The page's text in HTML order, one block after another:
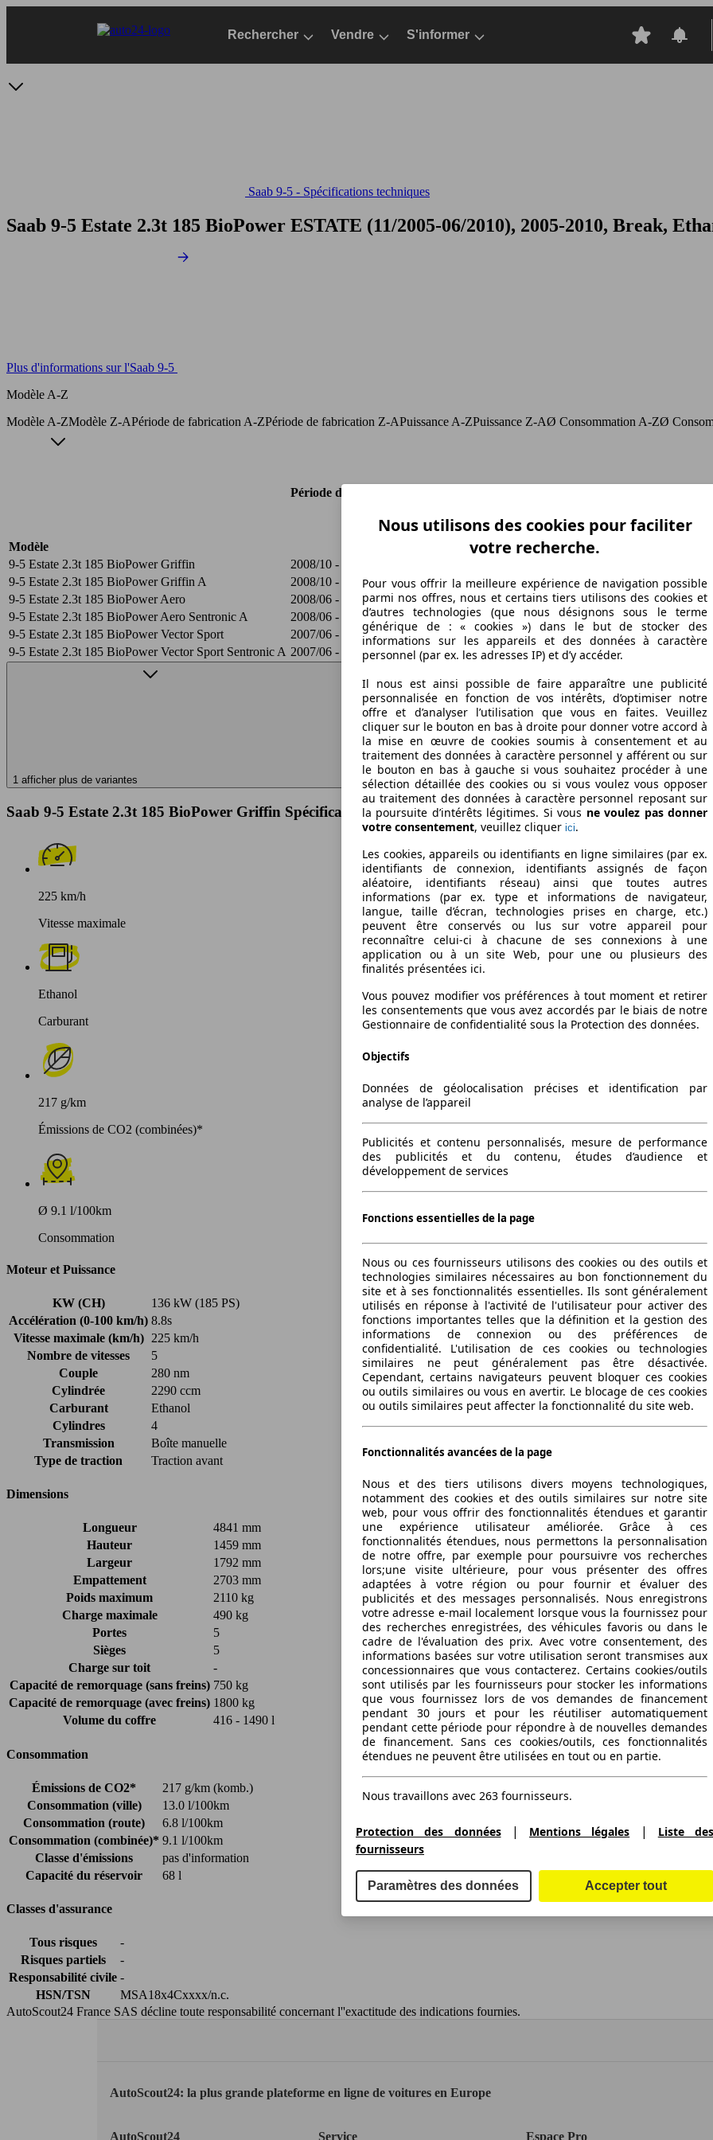
Rechercher Vendre S'informer
Saab 9-5 - Spécifications techniques
Saab 9-5 Estate 2.3t 185 BioPower ESTATE (11/2005-06/2010), 2005-2010, Break,
Plus d'informations sur l'Saab 9-5
Modèle A-Z
Modèle A-ZModèle Z-APériode de fabrication A-ZPériode de fabrication Z-APuissance A-ZPuissance Z-AØ Consommation A-ZØ
Modèle
Période de fabrication
9-5 Estate 2.3t 185 BioPower Griffin 2008/10 - 2010/06
9-5 Estate 2.3t 185 BioPower Griffin A
2008/10 - 2010/06 136 KW (185 PS) 10.3 l/100km
9-5 Estate 2.3t 185 BioPower Aero
2008/06 - 2008/10 136 KW (185 PS) 9.1 l/100km
9-5 Estate 2.3t 185 BioPower Aero Sentronic A
2008/06 - 2008/10 136 KW (185 PS) 10.3 l/100km
9-5 Estate 2.3t 185 BioPower Vector Sport
2007/06 - 2008/10 136 KW (185 PS) 9.1 l/100km
9-5 Estate 2.3t 185 BioPower Vector Sport Sentronic A 2007/06 - 2008/10 136 KW (185 PS) 10.3 l/100km
1 afficher plus de variantes
Saab 9-5 Estate 2.3t 185 BioPower Griffin Spécifications techniques
225 km/h
Vitesse maximale
Ethanol
Carburant
217 g/km
Émissions de CO2 (combinées)*
Ø 9.1 l/100km
Consommation
Moteur et Puissance
KW (CH)
136 kW (185 PS)
Accélération (0-100 km/h) 8.8s
Vitesse maximale (km/h)
225 km/h
Nombre de vitesses
5
Couple
280 nm
Cylindrée
2290 ccm
Carburant
Ethanol
Cylindres
4
Transmission
Boîte manuelle
Type de traction
Traction avant
Dimensions
Longueur
4841 mm
Hauteur
1459 mm
Largeur
1792 mm
Empattement
2703 mm
Poids maximum
2110 kg
Charge maximale
490 kg
Portes
5
Sièges
5
Charge sur toit
-
Capacité de remorquage (sans freins) 750 kg
Capacité de remorquage (avec freins) 1800 kg
Volume du coffre
416 - 1490 l
Consommation
Émissions de CO2*
217 g/km (komb.)
Consommation (ville)
13.0 l/100km
Consommation (route)
6.8 l/100km
Consommation (combinée)* 9.1 l/100km
Classe d'émissions
pas d'information
Capacité du réservoir
68 l
Classes d'assurance
Tous risques
-
Risques partiels
-
Responsabilité civile -
HSN/TSN
MSA18x4Cxxxx/n.c.
AutoScout24 France SAS décline toute responsabilité concernant l''exactitude des indications fournies.
AutoScout24: la plus grande plateforme en ligne de voitures en Europe
AutoScout24 Service Espace Pro
Nous utilisons des cookies pour faciliter
votre recherche.
Pour vous offrir la meilleure expérience de navigation possible
parmi nos offres, nous et certains tiers utilisons des cookies et
d’autres technologies (que nous désignons sous le terme
générique de : « cookies ») dans le but de stocker des
informations sur les appareils et des données à caractère
personnel (par ex. les adresses IP) et d’y accéder.
Il nous est ainsi possible de faire apparaître une publicité
personnalisée en fonction de vos intérêts, d’optimiser notre
offre et d’analyser l’utilisation que vous en faites. Veuillez
cliquer sur le bouton en bas à droite pour donner votre accord à
la mise en œuvre de cookies soumis à consentement et au
traitement des données à caractère personnel y afférent ou sur
le bouton en bas à gauche si vous souhaitez procéder à une
sélection détaillée des cookies ou si vous voulez vous opposer
au traitement des données à caractère personnel reposant sur
la poursuite d’intérêts légitimes. Si vous ne voulez pas donner
votre consentement, veuillez cliquer ici.
Les cookies, appareils ou identifiants en ligne similaires (par ex.
identifiants de connexion, identifiants assignés de façon
aléatoire, identifiants réseau) ainsi que toutes autres
informations (par ex. type et informations de navigateur,
langue, taille d’écran, technologies prises en charge, etc.)
peuvent être conservés ou lus sur votre appareil pour
reconnaître celui-ci à chacune de ses connexions à une
application ou à un site Web, pour une ou plusieurs des
finalités présentées ici.
Vous pouvez modifier vos préférences à tout moment et retirer
les consentements que vous avez accordés par le biais de notre
Gestionnaire de confidentialité sous la Protection des données.
Objectifs
Données de géolocalisation précises et identification par
analyse de l’appareil
Publicités et contenu personnalisés, mesure de performance
des publicités et du contenu, études d’audience et
développement de services
Fonctions essentielles de la page
Nous ou ces fournisseurs utilisons des cookies ou des outils et
technologies similaires nécessaires au bon fonctionnement du
site et à ses fonctionnalités essentielles. Ils sont généralement
utilisés en réponse à l'activité de l'utilisateur pour activer des
fonctions importantes telles que la définition et la gestion des
informations de connexion ou des préférences de
confidentialité. L'utilisation de ces cookies ou technologies
similaires ne peut généralement pas être désactivée.
Cependant, certains navigateurs peuvent bloquer ces cookies
ou outils similaires ou vous en avertir. Le blocage de ces cookies
ou outils similaires peut affecter la fonctionnalité du site web.
Fonctionnalités avancées de la page
Nous et des tiers utilisons divers moyens technologiques,
notamment des cookies et des outils similaires sur notre site
web, pour vous offrir des fonctionnalités étendues et garantir
une expérience utilisateur améliorée. Grâce à ces
fonctionnalités étendues, nous permettons la personnalisation
de notre offre, par exemple pour poursuivre vos recherches
lors;une visite ultérieure, pour vous présenter des offres
adaptées à votre région ou pour fournir et évaluer des
publicités et des messages personnalisés. Nous enregistrons
votre adresse e-mail localement lorsque vous la fournissez pour
des recherches enregistrées, des véhicules favoris ou dans le
cadre de l'évaluation des prix. Avec votre consentement, des
informations basées sur votre utilisation seront transmises aux
concessionnaires que vous contacterez. Certains cookies/outils
sont utilisés par les fournisseurs pour stocker les informations
que vous fournissez lors de vos demandes de financement
pendant 30 jours et pour les réutiliser automatiquement
pendant cette période pour répondre à de nouvelles demandes
de financement. Sans ces cookies/outils, ces fonctionnalités
étendues ne peuvent être utilisées en tout ou en partie.
Nous travaillons avec 263 fournisseurs.
Protection des données| Mentions légales |
Liste des
fournisseurs
Paramètres des données Accepter tout